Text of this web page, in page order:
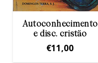
Autoconhecimento
e disc. cristäo
€11,00